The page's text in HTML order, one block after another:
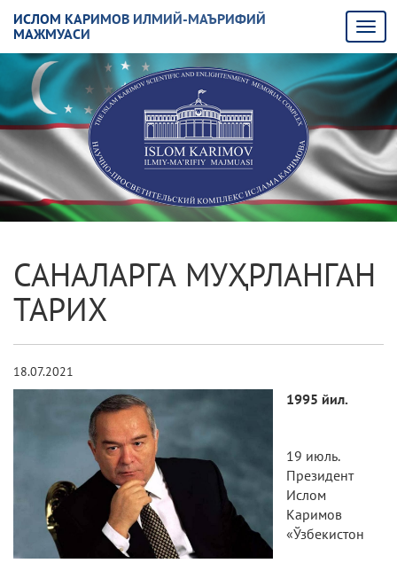
ИСЛОМ КАРИМОВ ИЛМИЙ-МАЪРИФИЙ
МАЖМУАСИ
САНАЛАРГА МУҲРЛАНГАН
ТАРИХ
18.07.2021
1995 йил.
19 июль.
Президент
Ислом
Каримов
«Ўзбекистон